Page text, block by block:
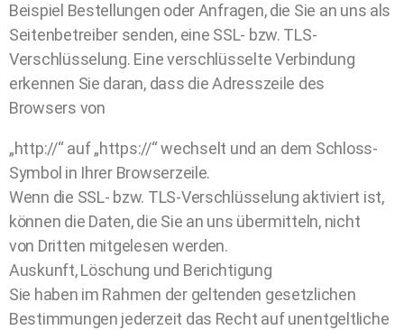
Beispiel Bestellungen oder Anfragen, die Sie an uns als
Seitenbetreiber senden, eine SSL- bzw. TLS-
Verschlüsselung. Eine verschlüsselte Verbindung
erkennen Sie daran, dass die Adresszeile des
Browsers von
„http://“ auf „https://“ wechselt und an dem Schloss-
Symbol in Ihrer Browserzeile.
Wenn die SSL- bzw. TLS-Verschlüsselung aktiviert ist,
können die Daten, die Sie an uns übermitteln, nicht
von Dritten mitgelesen werden.
Auskunft, Löschung und Berichtigung
Sie haben im Rahmen der geltenden gesetzlichen
Bestimmungen jederzeit das Recht auf unentgeltliche